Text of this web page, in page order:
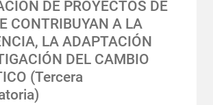
DE PROYECTOS DE
CONTRIBUYAN A LA
LA ADAPTACIÓN
DEL CAMBIO
(Tercera